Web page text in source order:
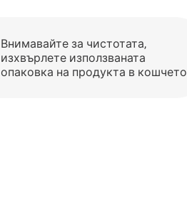
Внимавайте за чистотата,
изхвърлете използваната
опаковка на продукта в кошчето